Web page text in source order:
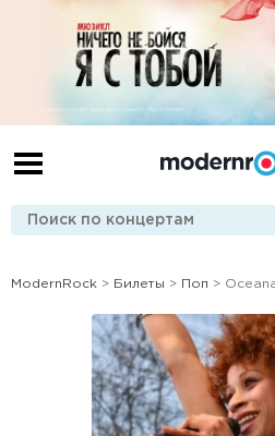
ModernRock > Билеты > Поп >